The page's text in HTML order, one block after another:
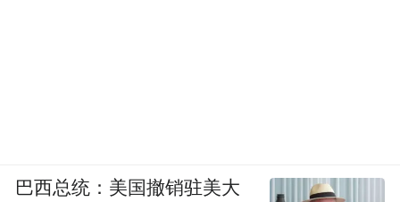
巴西总统：美国撤销驻美大